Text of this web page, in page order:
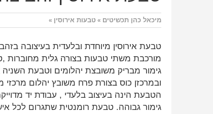
מיכאל כהן תכשיטים » טבעות אירוסין »
מורכבת משתי טבעות בצורה גלית
גימור מבריק משובצת יהלומים וטבעת השניה
ובמרכזן כוס בצורת פרח משובץ יהלום מרכזי
הטבעת הינה בעיצוב בלעדי , עבודת יד
גימור גבוהה. טבעת רומנטית שתגרום לכל